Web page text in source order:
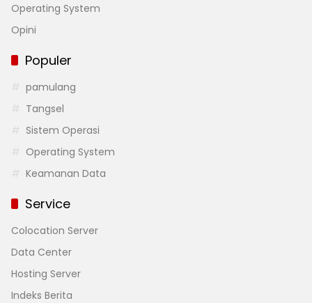
Operating System
Opini
Populer
pamulang
Tangsel
Sistem Operasi
Operating System
Keamanan Data
Service
Colocation Server
Data Center
Hosting Server
Indeks Berita